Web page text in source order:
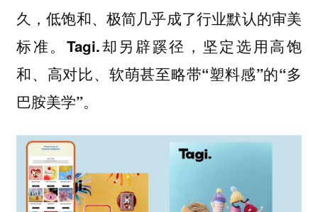
久，低饱和、极简几乎成了行业默认的审美
标准。 Tagi.却另辟蹊径，坚定选用高饱
和、高对比、软萌甚至略带“塑料感”的“多
巴胺美学”。